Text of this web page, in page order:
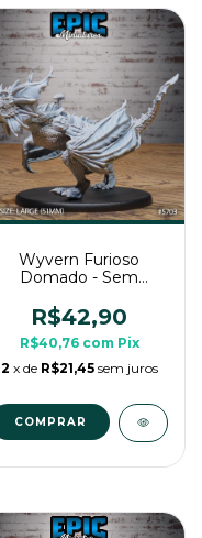
Wyvern Furioso
Domado - Sem
Grande Para RPG de
Mesa
R$42,90
R$40,76 com Pix
2 x de R$21,45 sem juros